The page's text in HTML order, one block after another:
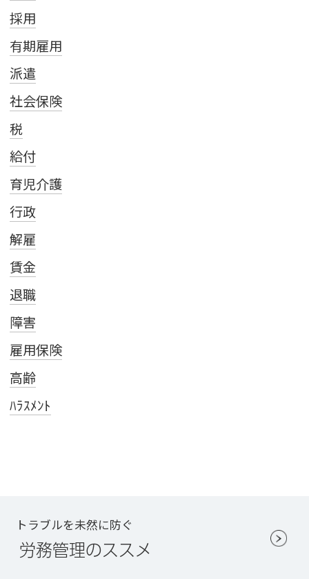
採用
有期雇用
派遣
社会保険
税
給付
育児介護
行政
解雇
賃金
退職
障害
雇用保険
高齢
ﾊﾗｽﾒﾝﾄ
トラブルを未然に防ぐ
労務管理のススメ